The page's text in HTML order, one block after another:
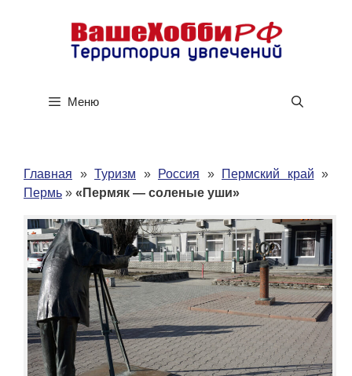
содержимому
Меню
Главная » Туризм » Россия » Пермский край »
Пермь » «Пермяк — соленые уши»